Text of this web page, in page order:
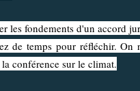
fondements d'un accord
de temps pour réfléchir.
conférence sur le climat.